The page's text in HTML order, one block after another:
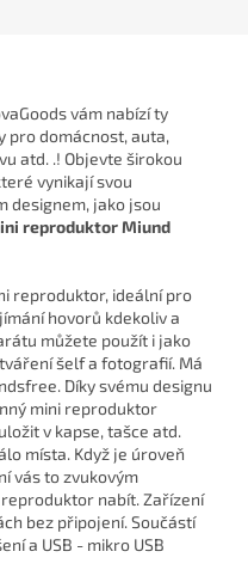
vám nabízí ty
pro domácnost, auta,
atd. .! Objevte širokou
vynikají svou
designem, jako jsou
reproduktor Miund
reproduktor, ideální pro
hovorů kdekoliv a
můžete použít i jako
šelf a fotografií. Má
Díky svému designu
mini reproduktor
v kapse, tašce atd.
místa. Když je úroveň
vás to zvukovým
nabít. Zařízení
bez připojení. Součástí
a USB - mikro USB